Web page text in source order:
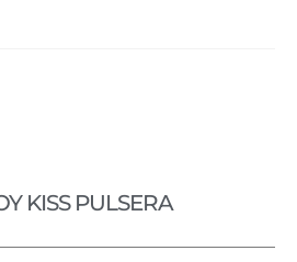
KISS PULSERA